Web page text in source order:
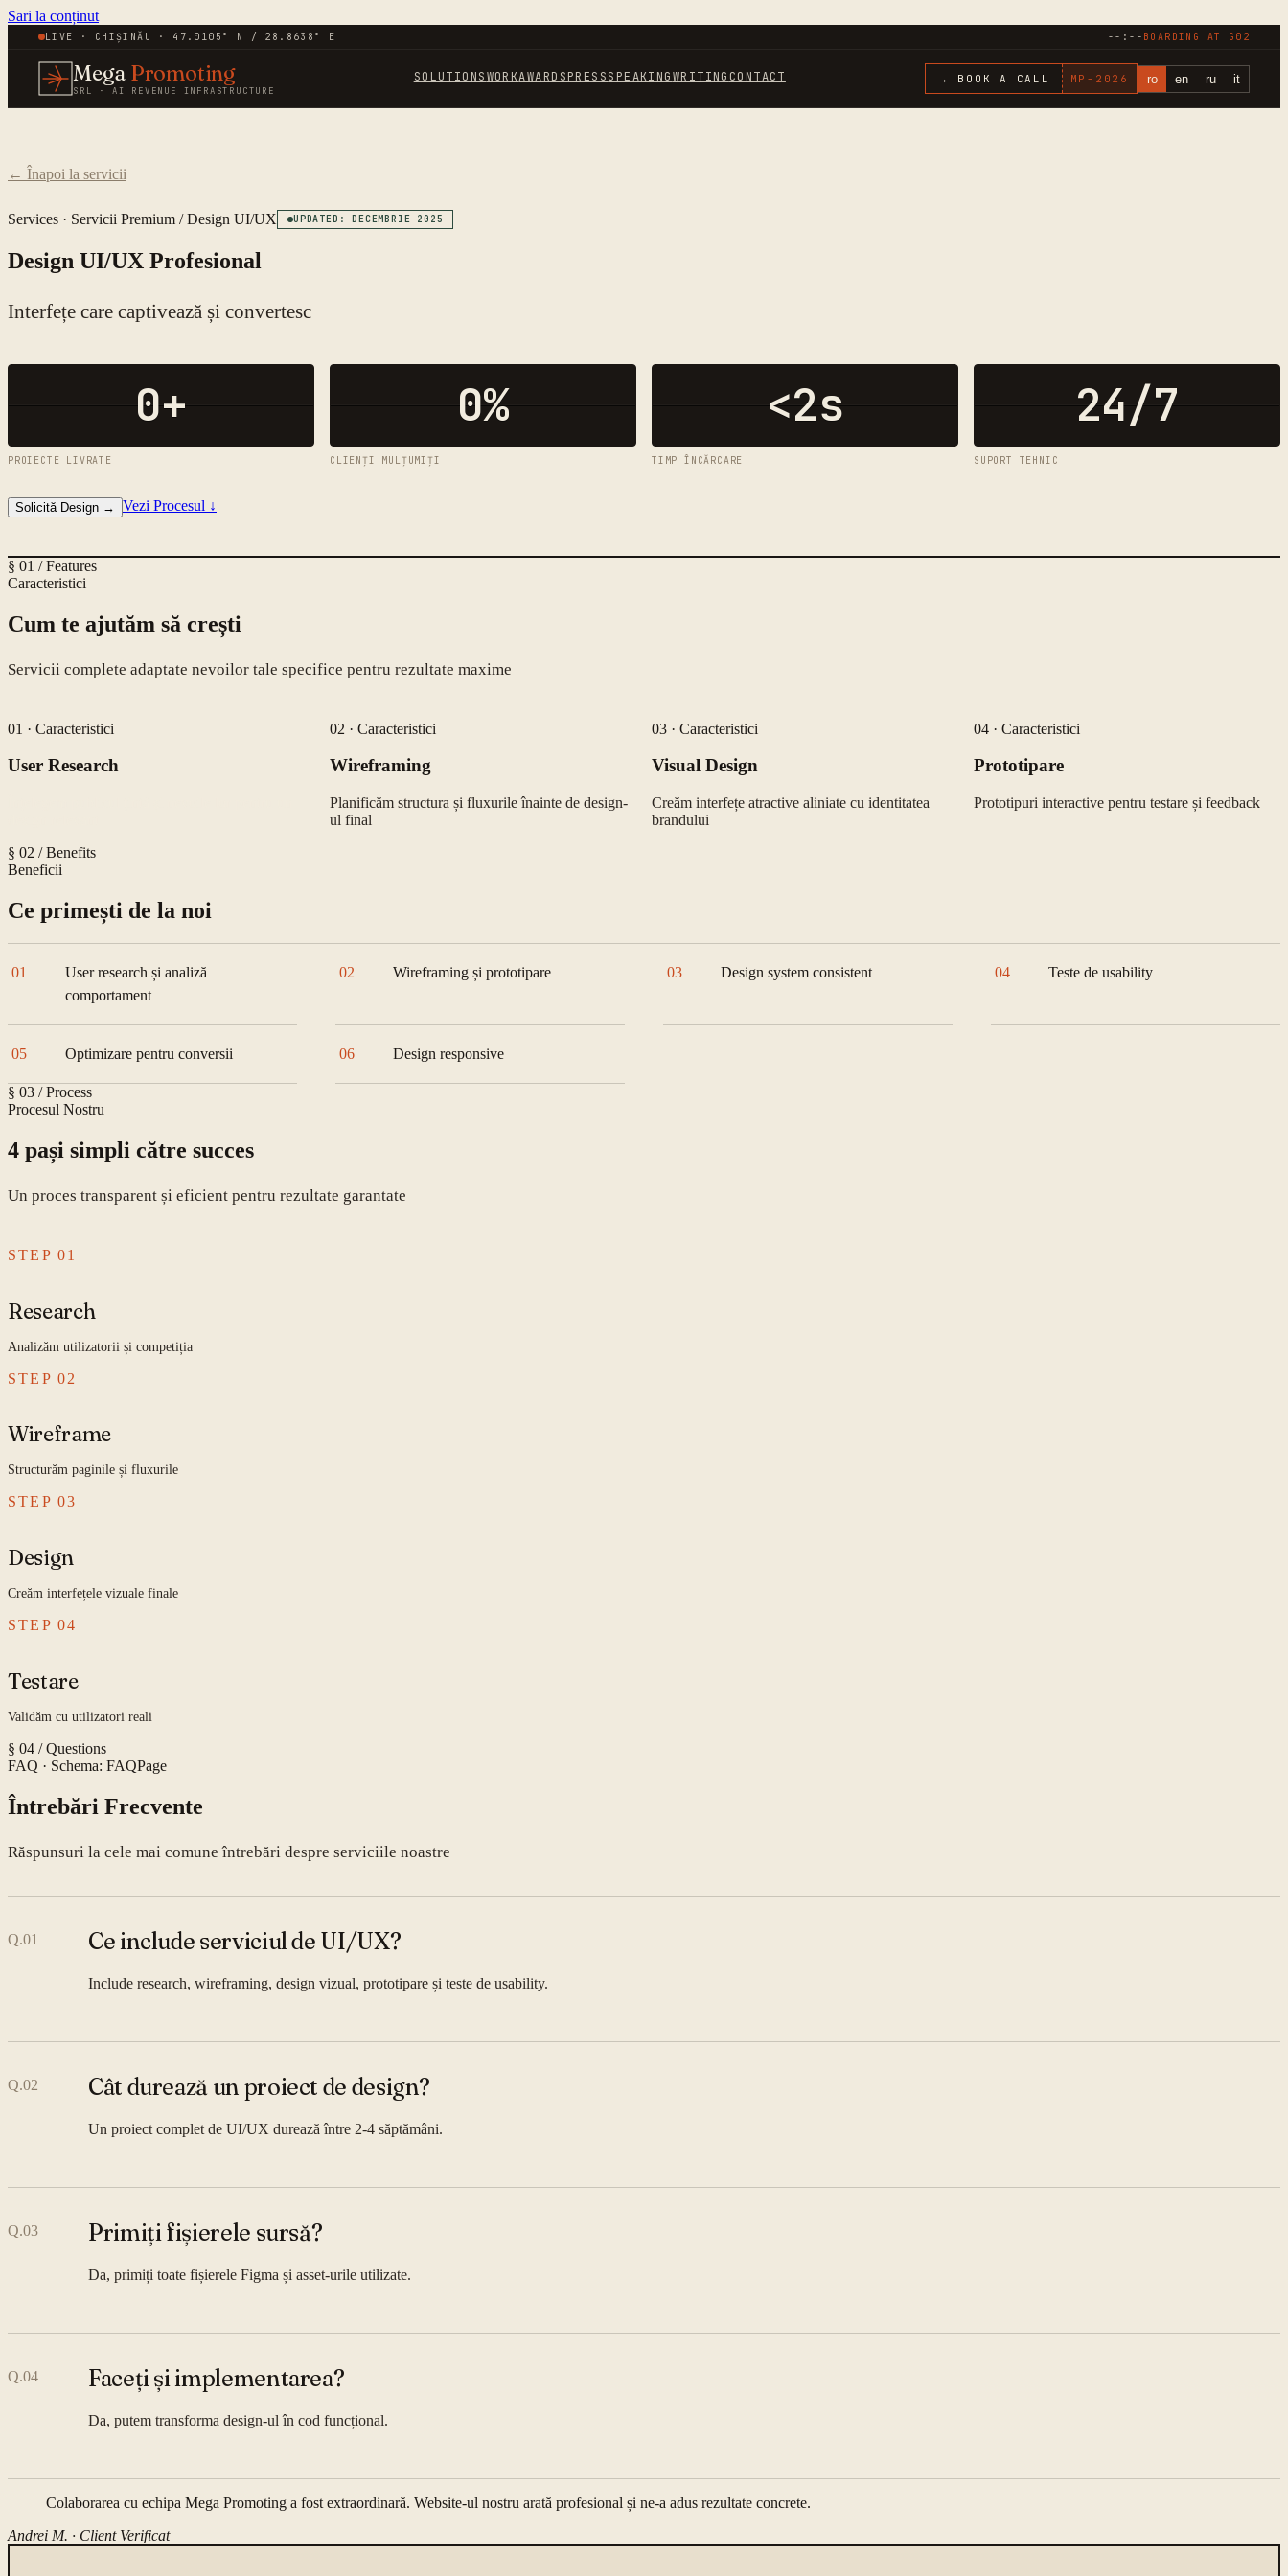
Sari la conținut
LIVE · CHIȘINĂU · 47.0105° N / 28.8638° E --:-- BOARDING AT G02
Mega Promoting
SRL · AI REVENUE INFRASTRUCTURE
SOLUTIONSWORKAWARDSPRESSSPEAKINGWRITING CONTACT → BOOK A CALL MP- 2026 ro en ru it
← Înapoi la servicii
Services · Servicii Premium /Design UI/UX UPDATED: DECEMBRIE 2025
Design UI/UX Profesional
Interfețe care captivează și convertesc
0+
PROIECTE LIVRATE
0%
CLIENȚI MULȚUMIȚI
<2s
TIMP ÎNCĂRCARE
24/7
SUPORT TEHNIC
Solicită Design → Vezi Procesul ↓
§ 01 / Features
Caracteristici
Cum te ajutăm să crești
Servicii complete adaptate nevoilor tale specifice pentru rezultate maxime
01 · Caracteristici
User Research
02 · Caracteristici
Wireframing
Planificăm structura și fluxurile înainte de design-
ul final
03 · Caracteristici
Visual Design
Creăm interfețe atractive aliniate cu identitatea
brandului
04 · Caracteristici
Prototipare
Prototipuri interactive pentru testare și feedback
§ 02 / Benefits
Beneficii
Ce primești de la noi
01
User research și analiză
comportament
02 Wireframing și prototipare 03 Design system consistent 04 Teste de usability
05 Optimizare pentru conversii 06 Design responsive
§ 03 / Process
Procesul Nostru
4 pași simpli către succes
Un proces transparent și eficient pentru rezultate garantate
STEP01
Research
Analizăm utilizatorii și competiția
STEP02
Wireframe
Structurăm paginile și fluxurile
STEP03
Design
Creăm interfețele vizuale finale
STEP04
Testare
Validăm cu utilizatori reali
§ 04 / Questions
FAQ · Schema: FAQPage
Întrebări Frecvente
Răspunsuri la cele mai comune întrebări despre serviciile noastre
Q.01 Ce include serviciul de UI/UX?
Include research, wireframing, design vizual, prototipare și teste de usability.
Q.02 Cât durează un proiect de design?
Un proiect complet de UI/UX durează între 2-4 săptămâni.
Q.03 Primiți fișierele sursă?
Da, primiți toate fișierele Figma și asset-urile utilizate.
Q.04 Faceți și implementarea?
Da, putem transforma design-ul în cod funcțional.
Colaborarea cu echipa Mega Promoting a fost extraordinară. Website-ul nostru arată profesional și ne-a adus rezultate concrete.
Andrei M. · Client Verificat